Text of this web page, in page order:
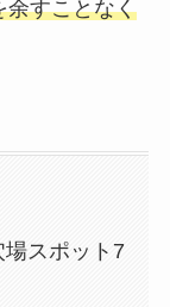
余すことなく
スポット7